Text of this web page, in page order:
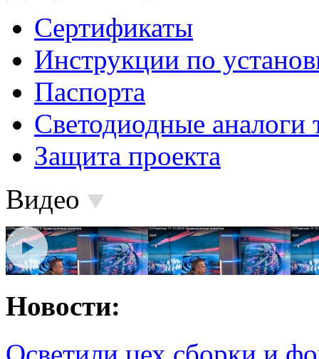
Сертификаты
Инструкции по
Паспорта
Светодиодные аналоги
Защита проекта
Видео
Новости: